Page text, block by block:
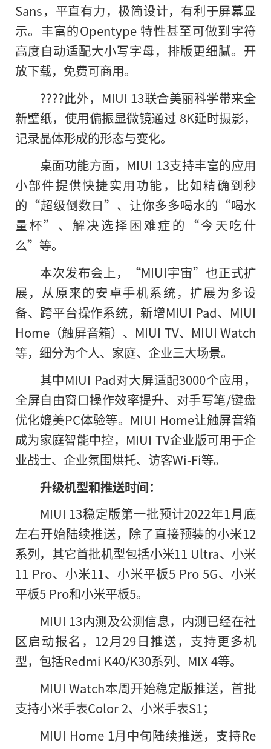
Sans，平直有力，极简设计，有利于屏幕显
示。丰富的Opentype 特性甚至可做到字符
高度自动适配大小写字母，排版更细腻。开
放下载，免费可商用。
????此外，MIUI 13联合美丽科学带来全
新壁纸，使用偏振显微镜通过 8K延时摄影，
记录晶体形成的形态与变化。
桌面功能方面，MIUI 13支持丰富的应用
小部件提供快捷实用功能，比如精确到秒
的 “超级倒数日”、让你多多喝水的“喝水
量杯”、解决选择困难症的“今天吃什
么”等。
本次发布会上，“MIUI宇宙”也正式扩
展，从原来的安卓手机系统，扩展为多设
备、跨平台操作系统，新增MIUI Pad、MIUI
Home（触屏音箱）、MIUI TV、MIUI Watch
等，细分为个人、家庭、企业三大场景。
其中MIUI Pad对大屏适配3000个应用，
全屏自由窗口操作效率提升、对手写笔/键盘
优化媲美PC体验等。MIUI Home让触屏音箱
成为家庭智能中控，MIUI TV企业版可用于企
业战士、企业氛围烘托、访客Wi-Fi等。
升级机型和推送时间：
MIUI 13稳定版第一批预计2022年1月底
左右开始陆续推送，除了直接预装的小米12
系列，其它首批机型包括小米11 Ultra、小米
11 Pro、小米11、小米平板5 Pro 5G、小米
平板5 Pro和小米平板5。
MIUI 13内测及公测信息，内测已经在社
区启动报名，12月29日推送，支持更多机
型，包括Redmi K40/K30系列、MIX 4等。
MIUI Watch本周开始稳定版推送，首批
支持小米手表Color 2、小米手表S1；
MIUI Home 1月中旬陆续推送，支持Re